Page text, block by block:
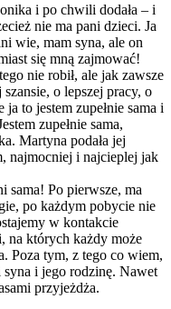
i po chwili dodała – i
nie ma pani dzieci. Ja
wie, mam syna, ale on
się mną zajmować!
nie robił, ale jak zawsze
o lepszej pracy, o
to jestem zupełnie sama i
zupełnie sama,
Martyna podała jej
najmocniej i najcieplej jak
sama! Po pierwsze, ma
po każdym pobycie nie
w kontakcie
na których każdy może
Poza tym, z tego co wiem,
syna i jego rodzinę. Nawet
przyjeżdża.